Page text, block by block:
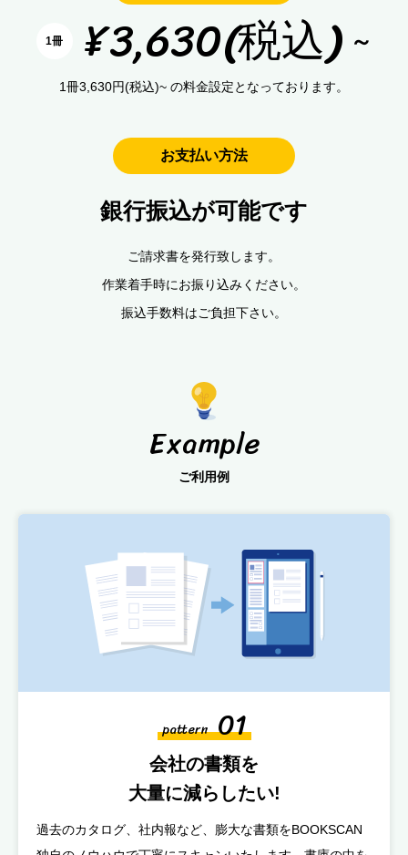
1冊 ¥3,630(税込) ～
1冊3,630円(税込)~ の料金設定となっております。
お支払い方法
銀行振込が可能です
ご請求書を発行致します。
作業着手時にお振り込みください。
振込手数料はご負担下さい。
Example
ご利用例
pattern 01
会社の書類を
大量に減らしたい!
過去のカタログ、社内報など、膨大な書類をBOOKSCAN